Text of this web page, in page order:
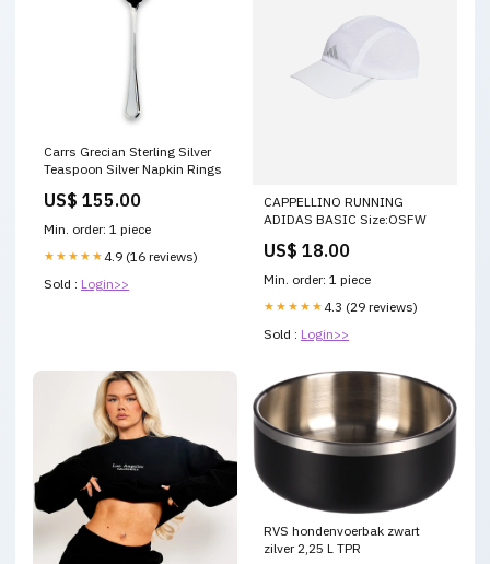
Carrs Grecian Sterling Silver
Teaspoon Silver Napkin Rings
US$ 155.00
Min. order: 1 piece
★★★★★ 4.9 (16 reviews)
Sold : Login>>
CAPPELLINO RUNNING
ADIDAS BASIC Size:OSFW
US$ 18.00
Min. order: 1 piece
★★★★★ 4.3 (29 reviews)
Sold : Login>>
RVS hondenvoerbak zwart
zilver 2,25 L TPR